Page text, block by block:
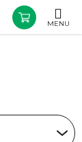
KOŠÍK